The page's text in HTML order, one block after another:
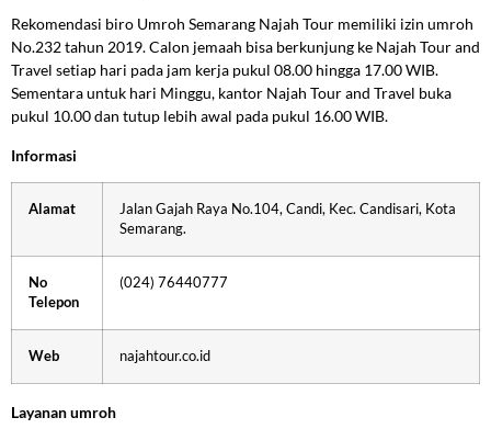
Rekomendasi biro Umroh Semarang Najah Tour memiliki izin umroh
No.232 tahun 2019. Calon jemaah bisa berkunjung ke Najah Tour and
Travel setiap hari pada jam kerja pukul 08.00 hingga 17.00 WIB.
Sementara untuk hari Minggu, kantor Najah Tour and Travel buka
pukul 10.00 dan tutup lebih awal pada pukul 16.00 WIB.
Informasi
Alamat
Jalan Gajah Raya No.104, Candi, Kec. Candisari, Kota
Semarang.
No
Telepon
(024) 76440777
Web najahtour.co.id
Layanan umroh